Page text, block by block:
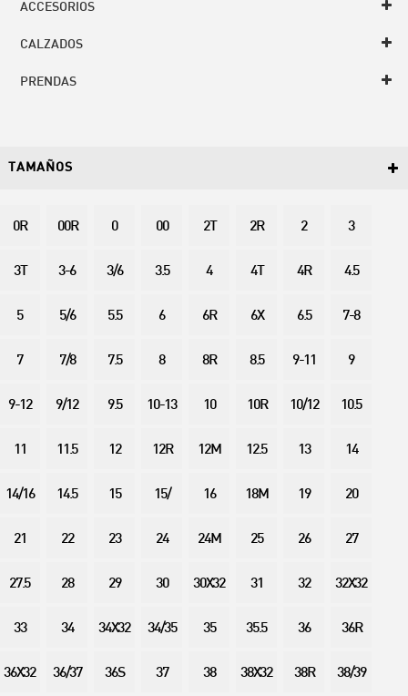
ACCESORIOS
CALZADOS
PRENDAS
TAMAÑOS
0R 00R 0 00 2T 2R 2 3
3T 3-6 3/6 3.5 4 4T 4R 4.5
5 5/6 5.5 6 6R 6X 6.5 7-8
7 7/8 7.5 8 8R 8.5 9-11 9
9-12 9/12 9.5 10-13 10 10R 10/12 10.5
11 11.5 12 12R 12M 12.5 13 14
14/16 14.5 15 15/ 16 18M 19 20
21 22 23 24 24M 25 26 27
27.5 28 29 30 30X32 31 32 32X32
33 34 34X32 34/35 35 35.5 36 36R
36X32 36/37 36S 37 38 38X32 38R 38/39